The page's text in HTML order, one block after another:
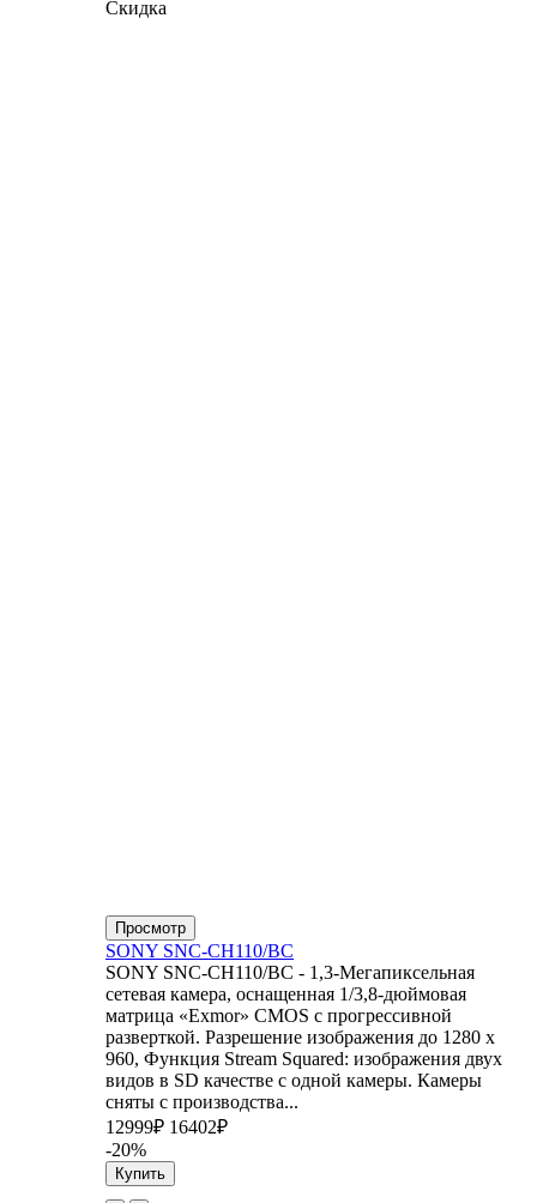
Скидка
Просмотр
SONY SNC-CH110/BC
SONY SNC-CH110/BC - 1,3-Мегапиксельная
сетевая камера, оснащенная 1/3,8-дюймовая
матрица «Exmor» CMOS с прогрессивной
разверткой. Разрешение изображения до 1280 x
960, Функция Stream Squared: изображения двух
видов в SD качестве с одной камеры. Камеры
сняты с производства...
12999₽ 16402₽
-20%
Купить